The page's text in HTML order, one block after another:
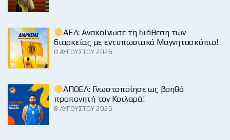
ΑΕΛ: Ανακοίνωσε τη διάθεση των
διαρκείας με εντυπωσιακό Μαγνητοσκόπιο!
8 ΑΥΓΟΎΣΤΟΥ 2026
ΑΠΟΕΛ: Γνωστοποίησε ως βοηθό
προπονητή τον Κοιλαρά!
8 ΑΥΓΟΎΣΤΟΥ 2026